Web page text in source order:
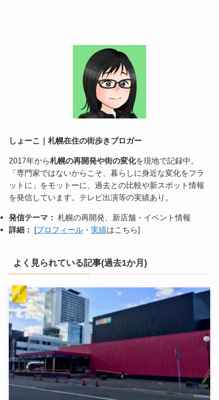
しょーこ｜札幌在住の街歩きブロガー
2017年から札幌の再開発や街の変化を現地で記録中。
「専門家ではないからこそ、暮らしに身近な変化をフラ
ットに」をモットーに、過去との比較や新スポット情報
を発信しています。テレビ出演等の実績あり。
発信テーマ： 札幌の再開発、新店舗・イベント情報
詳細：
[プロフィール・ 実績はこちら]
よく見られている記事(過去1か月)